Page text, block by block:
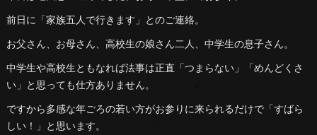
前日に「家族五人で行きます」とのご連絡。
お父さん、お母さん、高校生の娘さん二人、中学生の息子さん。
中学生や高校生ともなれば法事は正直「つまらない」「めんどくさ
い」と思っても仕方ありません。
ですから多感な年ごろの若い方がお参りに来られるだけで「すばら
しい！」と思います。